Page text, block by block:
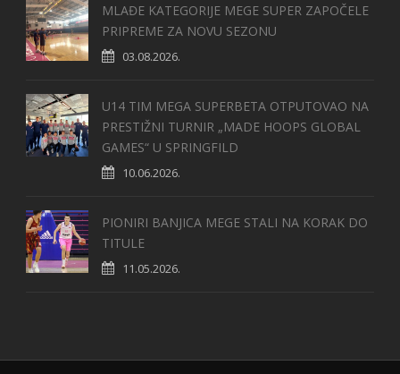
MLAĐE KATEGORIJE MEGE SUPER ZAPOČELE
PRIPREME ZA NOVU SEZONU
03.08.2026.
U14 TIM MEGA SUPERBETA OTPUTOVAO NA
PRESTIŽNI TURNIR „MADE HOOPS GLOBAL
GAMES“ U SPRINGFILD
10.06.2026.
PIONIRI BANJICA MEGE STALI NA KORAK DO
TITULE
11.05.2026.